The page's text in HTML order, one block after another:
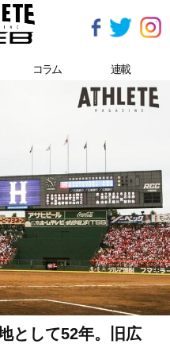
コラム 連載
として52年。旧広